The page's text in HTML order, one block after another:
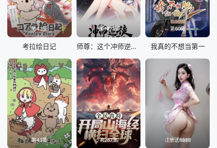
第43集
考拉绘日记
第187集
师尊：这个冲师逆徒才不是圣子 动态漫画
第60集
我真的不想当第一
第43集 第287集 注册送8888